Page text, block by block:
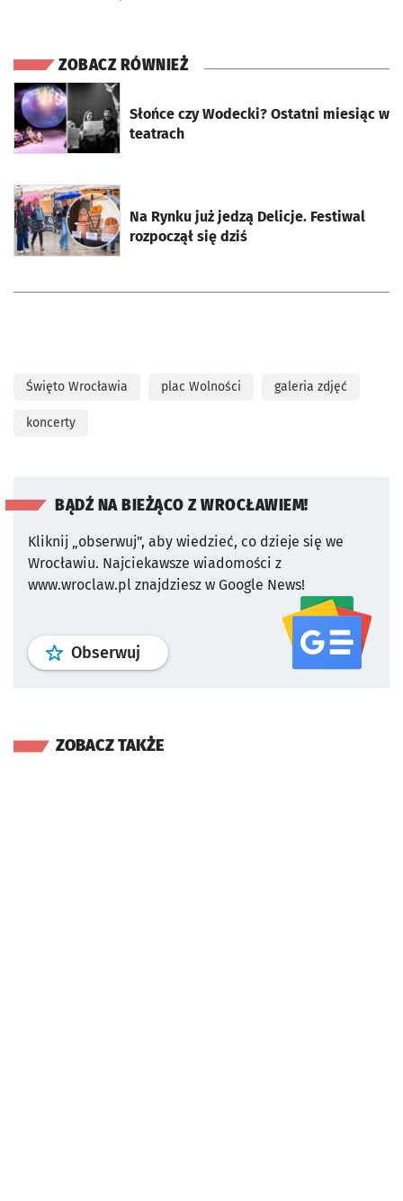
ZOBACZ RÓWNIEŻ
Słońce czy Wodecki? Ostatni miesiąc w
teatrach
otworzy się w nowej karcie
Na Rynku już jedzą Delicje. Festiwal
rozpoczął się dziś
otworzy się w nowej karcie
Święto Wrocławia plac Wolności galeria zdjęć
koncerty
BĄDŹ NA BIEŻĄCO Z WROCŁAWIEM!
Kliknij „obserwuj”, aby wiedzieć, co dzieje się we
Wrocławiu. Najciekawsze wiadomości z
www.wroclaw.pl znajdziesz w Google News!
Obserwuj profil serwisu
ZOBACZ TAKŻE